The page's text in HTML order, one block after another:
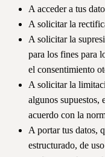
A acceder a tus
A solicitar la
A solicitar la
para los fines para
el consentimiento
A solicitar la
algunos supuestos,
acuerdo con la
A portar tus datos,
estructurado, de